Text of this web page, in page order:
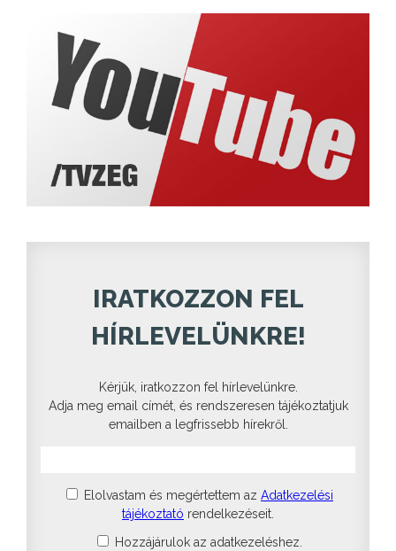
IRATKOZZON FEL
HÍRLEVELÜNKRE!
Kérjük, iratkozzon fel hírlevelünkre.
Adja meg email címét, és rendszeresen tájékoztatjuk
emailben a legfrissebb hírekről.
Elolvastam és megértettem az Adatkezelési
tájékoztató rendelkezéseit.
Hozzájárulok az adatkezeléshez.